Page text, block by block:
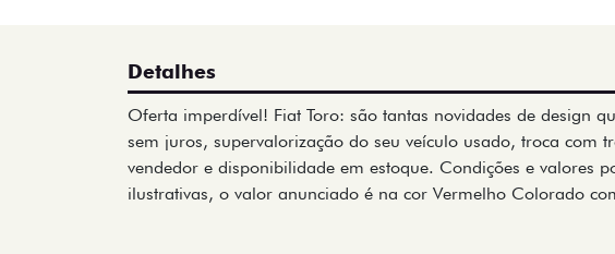
Detalhes
Oferta imperdível! Fiat Toro: são tantas novidades de design
sem juros, supervalorização do seu veículo usado, troca com
vendedor e disponibilidade em estoque. Condições e valores
ilustrativas, o valor anunciado é na cor Vermelho Colorado